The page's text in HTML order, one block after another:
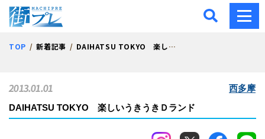
街プレ -東京・西多摩の
TOP 新着記事 DAIHATSU TOKYO 楽しいうきうきＤランド
DAIHATSU TOKYO 楽しいうきうきＤランド
2013.01.01 西多摩